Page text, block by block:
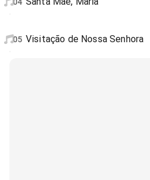
05 Visitação de Nossa Senhora